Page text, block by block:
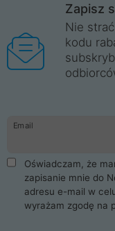
Wrocław, Poznań,
Trzebnica, Opole.
ProLine to polska
legalnie i płacimy
główną w Mirkowie
komunikacja ze
danych osobowych.
ProLine to czysta
Zaopatrzysz się u
takie jak procesory,
dyski SSD, M.2 oraz
najlepszy zasilacz
Poza komputerami
Smartfony takich
Zapisz
Nie
kodu
Email
Oświadczam, że
zapisanie mnie do
adresu e-mail w
wyrażam zgodę na